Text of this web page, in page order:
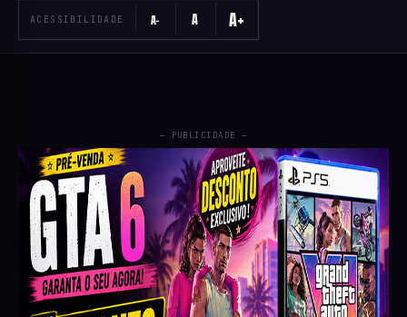
ACESSIBILIDADE A− A A+
— PUBLICIDADE —